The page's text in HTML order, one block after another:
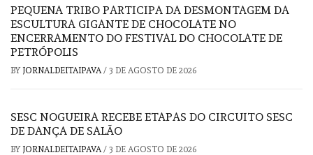
PEQUENA TRIBO PARTICIPA DA DESMONTAGEM DA
ESCULTURA GIGANTE DE CHOCOLATE NO
ENCERRAMENTO DO FESTIVAL DO CHOCOLATE DE
PETRÓPOLIS
BY JORNALDEITAIPAVA / 3 DE AGOSTO DE 2026
SESC NOGUEIRA RECEBE ETAPAS DO CIRCUITO SESC
DE DANÇA DE SALÃO
BY JORNALDEITAIPAVA / 3 DE AGOSTO DE 2026